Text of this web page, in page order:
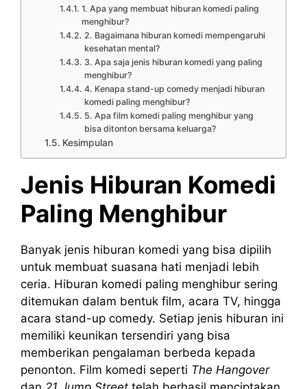
1. Apa yang membuat hiburan komedi paling
menghibur?
2. Bagaimana hiburan komedi mempengaruhi
kesehatan mental?
3. Apa saja jenis hiburan komedi yang paling
menghibur?
4. Kenapa stand-up comedy menjadi hiburan
komedi paling menghibur?
5. Apa film komedi paling menghibur yang
bisa ditonton bersama keluarga?
Kesimpulan
Jenis Hiburan Komedi
Paling Menghibur
Banyak jenis hiburan komedi yang bisa dipilih
untuk membuat suasana hati menjadi lebih
ceria. Hiburan komedi paling menghibur sering
ditemukan dalam bentuk film, acara TV, hingga
acara stand-up comedy. Setiap jenis hiburan ini
memiliki keunikan tersendiri yang bisa
memberikan pengalaman berbeda kepada
penonton. Film komedi seperti The Hangover